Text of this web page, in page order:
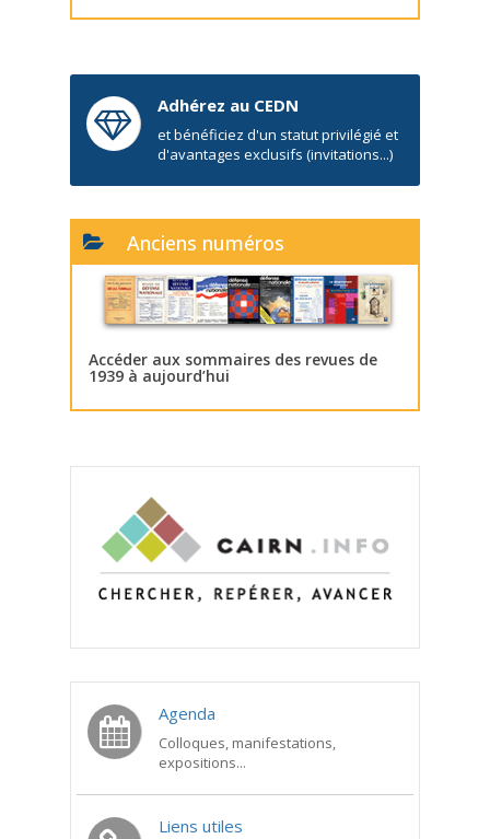
Adhérez au CEDN
et bénéficiez d'un statut privilégié et
d'avantages exclusifs (invitations...)
Anciens numéros
Accéder aux sommaires des revues de
1939 à aujourd’hui
Agenda
Colloques, manifestations,
expositions...
Liens utiles